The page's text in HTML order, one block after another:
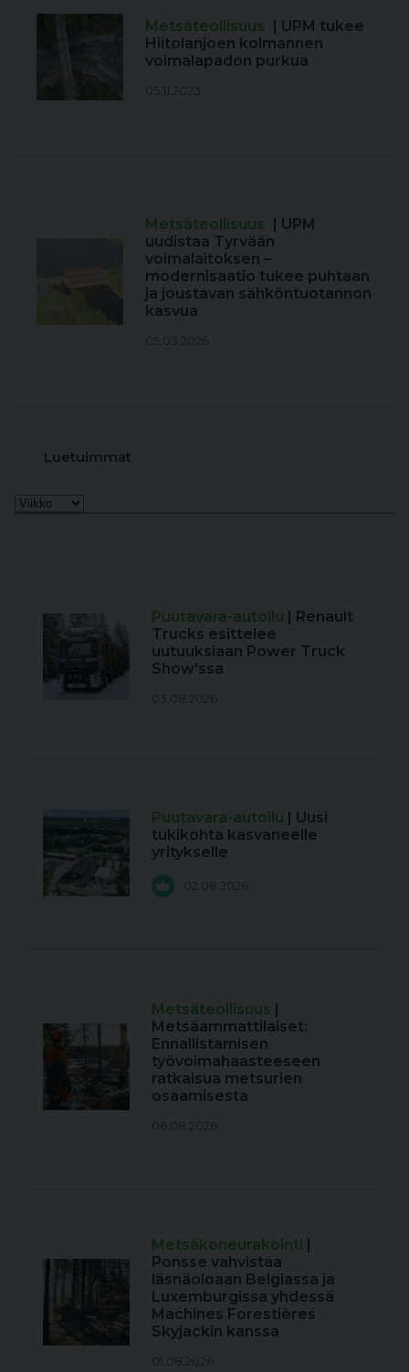
Metsäteollisuus | UPM tukee
Hiitolanjoen kolmannen
voimalapadon purkua
05.11.2023
Metsäteollisuus | UPM
uudistaa Tyrvään
voimalaitoksen –
modernisaatio tukee puhtaan
ja joustavan sähköntuotannon
kasvua
05.03.2026
Luetuimmat
Puutavara-autoilu | Renault
Trucks esittelee
uutuuksiaan Power Truck
Show'ssa
03.08.2026
Puutavara-autoilu | Uusi
tukikohta kasvaneelle
yritykselle
02.08.2026
Metsäteollisuus |
Metsäammattilaiset:
Ennallistamisen
työvoimahaasteeseen
ratkaisua metsurien
osaamisesta
06.08.2026
Metsäkoneurakointi |
Ponsse vahvistaa
läsnäoloaan Belgiassa ja
Luxemburgissa yhdessä
Machines Forestières
Skyjackin kanssa
01.08.2026